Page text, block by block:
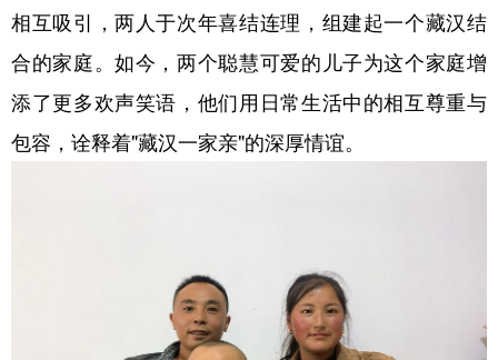
相互吸引，两人于次年喜结连理，组建起一个藏汉结
合的家庭。如今，两个聪慧可爱的儿子为这个家庭增
添了更多欢声笑语，他们用日常生活中的相互尊重与
包容，诠释着"藏汉一家亲"的深厚情谊。